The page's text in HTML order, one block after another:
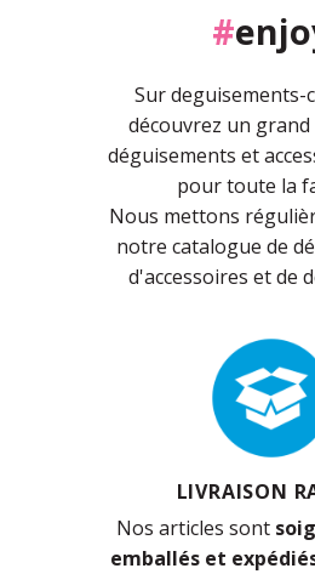
#
Sur deguisements-
découvrez un
déguisements et
pour toute la
Nous mettons
notre catalogue de
d'accessoires et de
LIVRAISON
Nos articles sont
emballés et